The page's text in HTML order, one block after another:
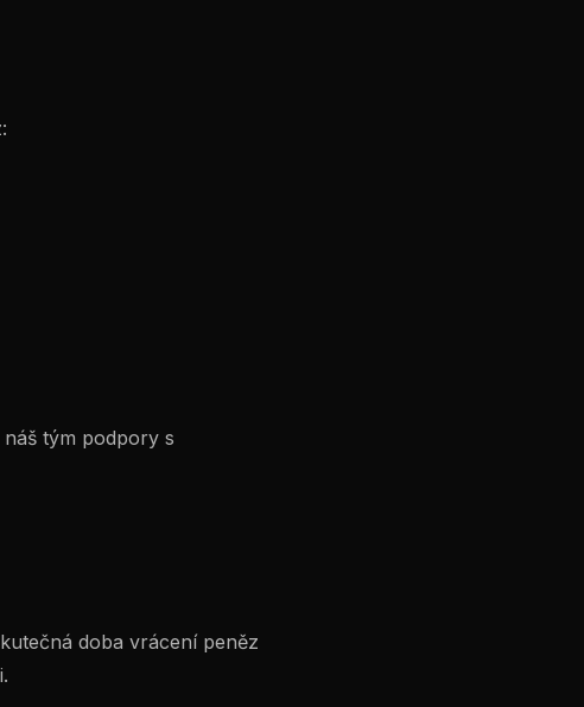
tým podpory s
doba vrácení peněz